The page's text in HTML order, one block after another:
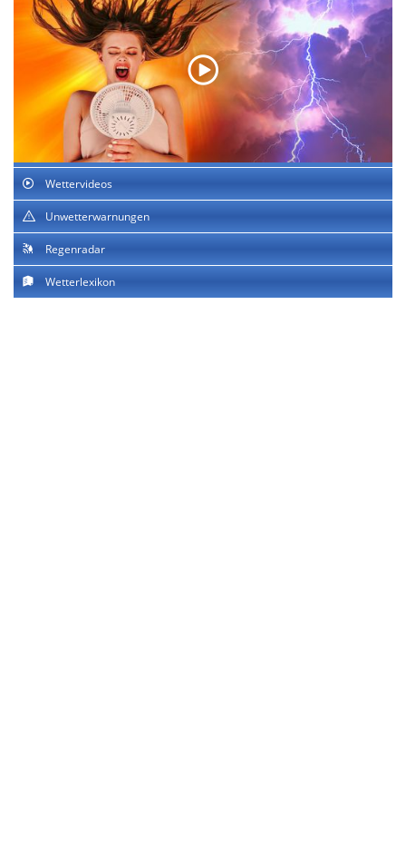
Wettervideos
Unwetterwarnungen
Regenradar
Wetterlexikon